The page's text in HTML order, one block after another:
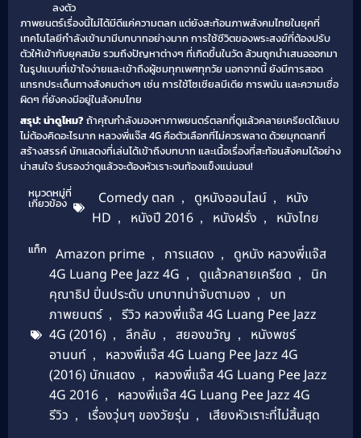
ลงตัว
ภาพยนตร์เรื่องนี้ไม่ได้มีดีแค่ความตลก แต่ยังสะท้อนภาพสังคมไทยในยุคที่
เทคโนโลยีกำลังเข้ามามีบทบาทอย่างมาก การใช้ชีวิตของพระสงฆ์ที่ต้องปรับ
ตัวให้เข้ากับยุคสมัย รวมถึงปัญหาต่างๆ ที่เกิดขึ้นในวัด ล้วนถูกนำเสนอออกมา
ในรูปแบบที่เข้าใจง่ายและเข้าถึงผู้ชมทุกเพศทุกวัย นอกจากนี้ ยังมีการสอด
แทรกประเด็นทางสังคมต่างๆ เช่น การใช้โซเชียลมีเดีย การพนัน และความเชื่อ
ผิดๆ ที่ยังคงมีอยู่ในสังคมไทย
สรุป: น่าดูไหม?ถ้าคุณกำลังมองหาภาพยนตร์ตลกที่ดูแล้วคลายเครียดได้แบบ
ไม่ต้องคิดอะไรมาก หลวงพี่แจ๊ส 4G คือตัวเลือกที่ไม่ควรพลาด ด้วยมุกตลกที่
สร้างสรรค์ นักแสดงที่เล่นได้เข้าถึงบทบาท และเนื้อเรื่องที่สะท้อนสังคมได้อย่าง
น่าสนใจ รับรองว่าดูแล้วจะต้องหัวเราะจนท้องแข็งแน่นอน!
หมวดหมู่ที่
เกี่ยวข้อง Comedy ตลก , ดูหนังออนไลน์ ,
หนัง
HD , หนังปี 2016 , หนังฝรั่ง , หนังไทย
แท็ก Amazon prime , การแสดง ,
ดูหนัง หลวงพี่แจ๊ส
4G Luang Pee Jazz 4G , ดูแล้วคลายเครียด ,
นิก
คุณาธิป ปิ่นประดับ บทบาทน่าจับตามอง ,
บท
ภาพยนตร์ ,
รีวิว หลวงพี่แจ๊ส 4G Luang Pee Jazz
4G (2016) , ลึกลับ , สยองขวัญ ,
หนังพชร์
อานนท์ ,
หลวงพี่แจ๊ส 4G Luang Pee Jazz 4G
(2016) นักแสดง ,
หลวงพี่แจ๊ส 4G Luang Pee Jazz
4G 2016 ,
หลวงพี่แจ๊ส 4G Luang Pee Jazz 4G
รีวิว , เรื่องวุ่นๆ ของวัยรุ่น , เสียงหัวเราะที่ไม่สิ้นสุด